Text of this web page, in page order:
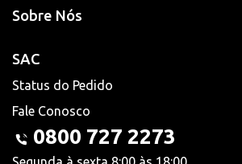
Sobre Nós
SAC
Status do Pedido
Fale Conosco
0800 727 2273